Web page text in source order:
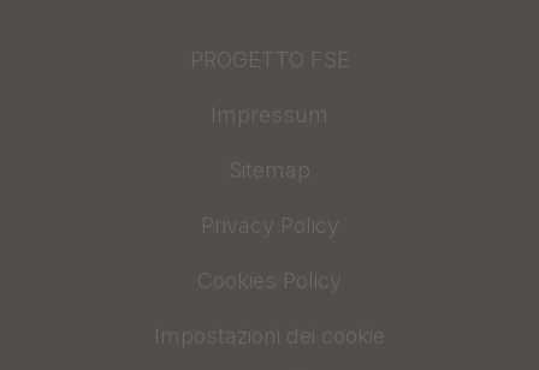
PROGETTO FSE
Impressum
Sitemap
Privacy Policy
Cookies Policy
Impostazioni dei cookie